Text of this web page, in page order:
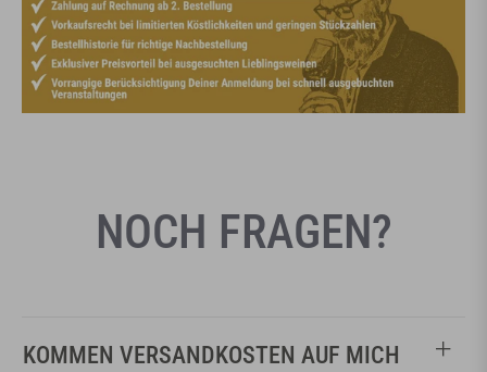
NOCH FRAGEN?
KOMMEN VERSANDKOSTEN AUF MICH